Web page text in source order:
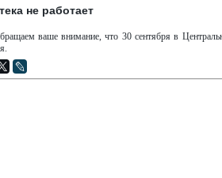
не работает
ваше внимание, что 30 сентября в